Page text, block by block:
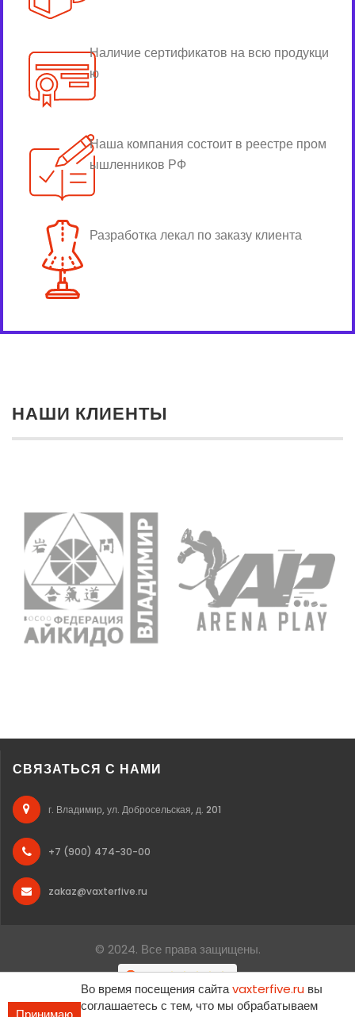
Наличие сертификатов на всю продукци
ю
Наша компания состоит в реестре пром
ышленников РФ
Разработка лекал по заказу клиента
НАШИ КЛИЕНТЫ
СВЯЗАТЬСЯ С НАМИ
г. Владимир, ул. Добросельская, д. 201
+7 (900) 474-30-00
zakaz@vaxterfive.ru
© 2024. Все права защищены.
Во время посещения сайтаvaxterfive.ru вы
соглашаетесь с тем, что мы обрабатываем